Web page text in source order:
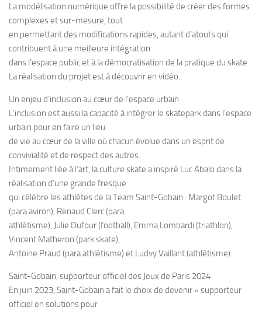
La modélisation numérique offre la possibilité de créer des formes
complexes et sur-mesure, tout
en permettant des modifications rapides, autant d’atouts qui
contribuent à une meilleure intégration
dans l’espace public et à la démocratisation de la pratique du skate.
La réalisation du projet est à découvrir en vidéo.
Un enjeu d’inclusion au cœur de l’espace urbain
L’inclusion est aussi la capacité à intégrer le skatepark dans l’espace
urbain pour en faire un lieu
de vie au cœur de la ville où chacun évolue dans un esprit de
convivialité et de respect des autres.
Intimement liée à l’art, la culture skate a inspiré Luc Abalo dans la
réalisation d’une grande fresque
qui célèbre les athlètes de la Team Saint-Gobain : Margot Boulet
(para aviron), Renaud Clerc (para
athlétisme), Julie Dufour (football), Emma Lombardi (triathlon),
Vincent Matheron (park skate),
Antoine Praud (para athlétisme) et Ludvy Vaillant (athlétisme).
Saint-Gobain, supporteur officiel des Jeux de Paris 2024
En juin 2023, Saint-Gobain a fait le choix de devenir « supporteur
officiel en solutions pour